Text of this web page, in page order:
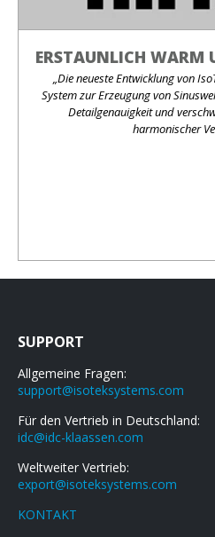
ERSTAUNLICH WARM
„Die neueste Entwicklung von
System zur Erzeugung von
Detailgenauigkeit und
harmonischer
SUPPORT
Allgemeine Fragen:
support@isoteksystems.com
Für den Vertrieb in Deutschland:
idc@idc-klaassen.com
Weltweiter Vertrieb:
export@isoteksystems.com
KONTAKT